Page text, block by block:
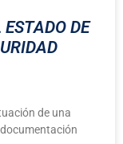
DE
de una